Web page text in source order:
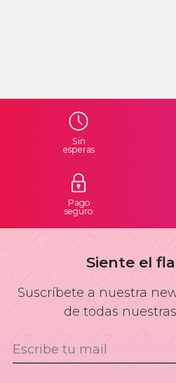
Sin
esperas
Pago
seguro
Siente el
Suscríbete a nuestra
de todas